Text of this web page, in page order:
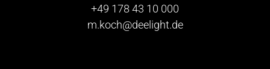
+49 178 43 10 000
m.koch@deelight.de